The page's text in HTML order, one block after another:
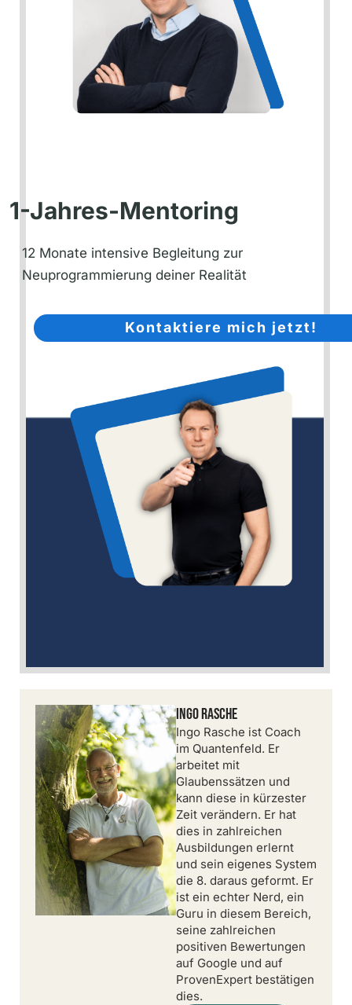
1-Jahres-Mentoring
12 Monate intensive Begleitung zur
Neuprogrammierung deiner Realität
Kontaktiere mich jetzt!
Ingo Rasche
Ingo Rasche ist Coach
im Quantenfeld. Er
arbeitet mit
Glaubenssätzen und
kann diese in kürzester
Zeit verändern. Er hat
dies in zahlreichen
Ausbildungen erlernt
und sein eigenes System
die 8. daraus geformt. Er
ist ein echter Nerd, ein
Guru in diesem Bereich,
seine zahlreichen
positiven Bewertungen
auf Google und auf
ProvenExpert bestätigen
dies.